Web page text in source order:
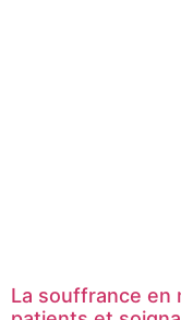
La souffrance en